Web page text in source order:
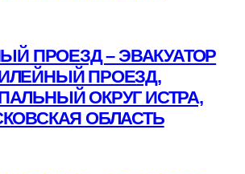
ПРОЕЗД – ЭВАКУАТОР
ПРОЕЗД,
ОКРУГ ИСТРА,
ОБЛАСТЬ